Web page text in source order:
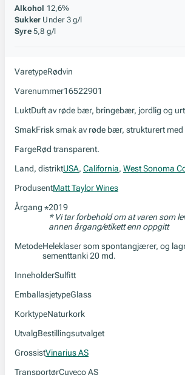
Alkohol 12,6%
Sukker Under 3 g/l
Syre 5,8 g/l
VaretypeRødvin
Varenummer16522901
LuktDuft av røde bær, bringebær, jordlig og
SmakFrisk smak av røde bær, strukturert med
FargeRød transparent.
Land, distriktUSA, California, West Sonoma
ProdusentMatt Taylor Wines
Årgang *2019
* Vi tar forbehold om at varen som
annen årgang/etikett enn oppgitt
MetodeHeleklaser som spontangjærer, og
sementtanki 20 md.
InneholderSulfitt
EmballasjetypeGlass
KorktypeNaturkork
UtvalgBestillingsutvalget
GrossistVinarius AS
TransportørCuveco AS